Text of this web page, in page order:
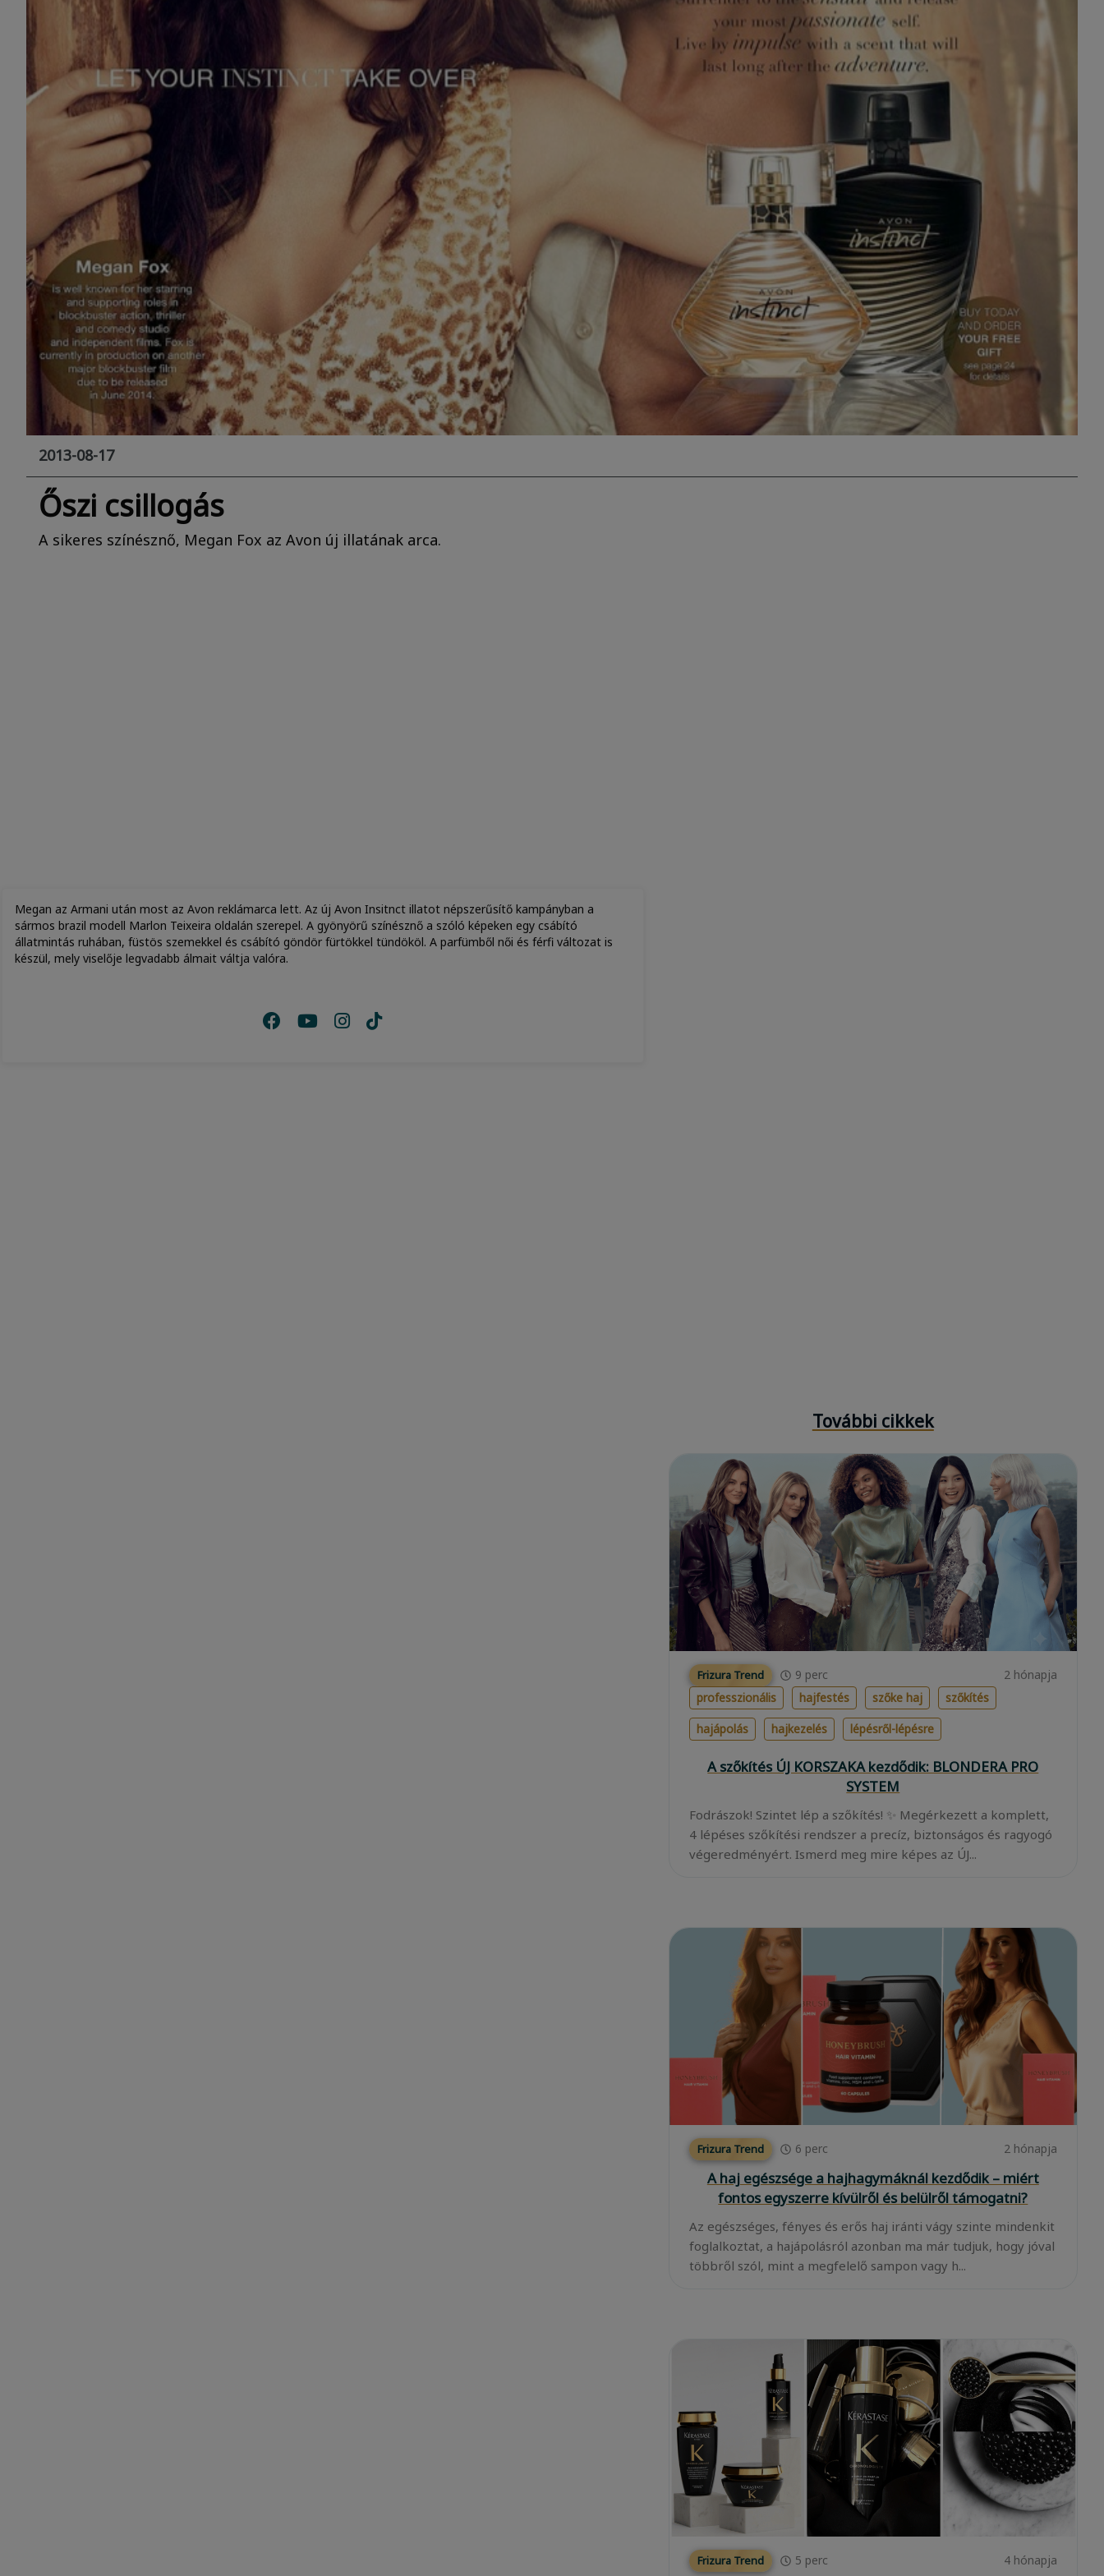
2013-08-17
Őszi csillogás
A sikeres színésznő, Megan Fox az Avon új illatának arca.
Megan az Armani után most az Avon reklámarca lett. Az új Avon Insitnct illatot népszerűsítő kampányban a
sármos brazil modell Marlon Teixeira oldalán szerepel. A gyönyörű színésznő a szóló képeken egy csábító
állatmintás ruhában, füstös szemekkel és csábító göndör fürtökkel tündököl. A parfümből női és férfi változat is
készül, mely viselője legvadabb álmait váltja valóra.
További cikkek
Frizura Trend 9 perc
2 hónapja
professzionális
hajfestés szőke haj
szőkítés
hajápolás
hajkezelés lépésről-lépésre
A szőkítés ÚJ KORSZAKA kezdődik: BLONDERA PRO
SYSTEM
Fodrászok! Szintet lép a szőkítés! ✨ Megérkezett a komplett,
4 lépéses szőkítési rendszer a precíz, biztonságos és ragyogó
végeredményért. Ismerd meg mire képes az ÚJ...
Frizura Trend 6 perc 2 hónapja
A haj egészsége a hajhagymáknál kezdődik – miért
fontos egyszerre kívülről és belülről támogatni?
Az egészséges, fényes és erős haj iránti vágy szinte mindenkit
foglalkoztat, a hajápolásról azonban ma már tudjuk, hogy jóval
többről szól, mint a megfelelő sampon vagy h...
Frizura Trend 5 perc 4 hónapja